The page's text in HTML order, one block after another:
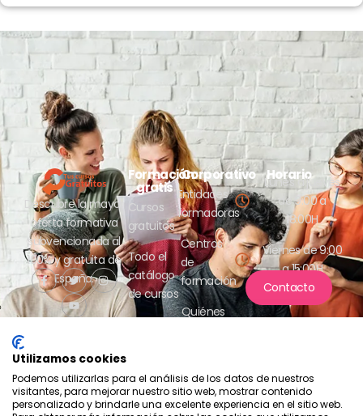
Descubre la mayor
oferta formativa
subvencionada al
100% y gratuita de
España.
Formación
gratis
Cursos
gratuitos
Todo el
catálogo
de cursos
Corporativo
Entidades
formadoras
Centros
de
formación
Quiénes
Horario
Lunes a jueves
de 9:00 a
18:00H
Viernes de 9:00
a 15:00H
Contacto
Utilizamos cookies
Podemos utilizarlas para el análisis de los datos de nuestros
visitantes, para mejorar nuestro sitio web, mostrar contenido
personalizado y brindarle una excelente experiencia en el sitio web.